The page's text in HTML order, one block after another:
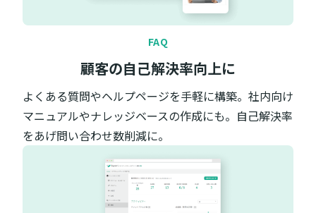
FAQ
顧客の自己解決率向上に
よくある質問やヘルプページを手軽に構築。社内向け
マニュアルやナレッジベースの作成にも。自己解決率
をあげ問い合わせ数削減に。